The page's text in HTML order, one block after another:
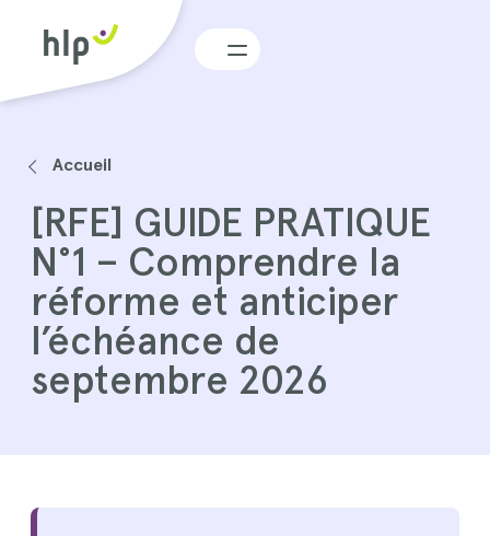
Menu
Accueil
[RFE] GUIDE PRATIQUE
N°1 – Comprendre la
réforme et anticiper
l’échéance de
septembre 2026